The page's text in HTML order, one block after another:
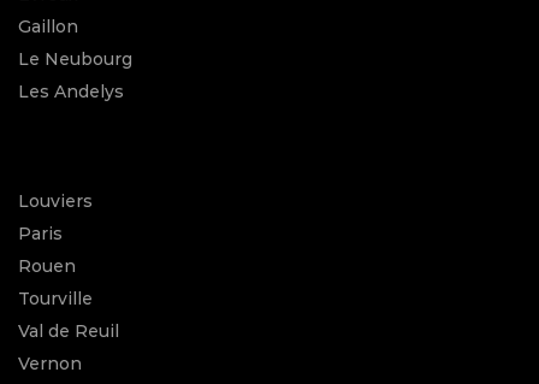
Gaillon
Le Neubourg
Les Andelys
Louviers
Paris
Rouen
Tourville
Val de Reuil
Vernon